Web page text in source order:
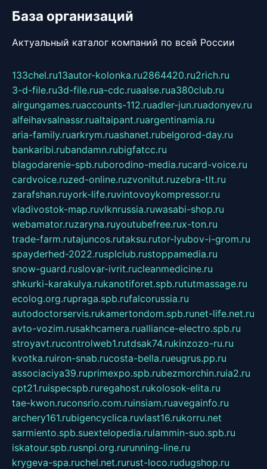
База организаций
Актуальный каталог компаний по всей России
133chel.ru13autor-kolonka.ru2864420.ru2rich.ru
3-d-file.ru3d-file.rua-cdc.ruaalse.rua380club.ru
airgungames.ruaccounts-112.ruadler-jun.ruadonyev.ru
alfeihavsalnassr.rualtaipant.ruargentinamia.ru
aria-family.ruarkrym.ruashanet.rubelgorod-day.ru
bankaribi.rubandamn.rubigfatcc.ru
blagodarenie-spb.ruborodino-media.rucard-voice.ru
cardvoice.ruzed-online.ruzvonitut.ruzebra-tlt.ru
zarafshan.ruyork-life.ruvintovoykompressor.ru
vladivostok-map.ruvlknrussia.ruwasabi-shop.ru
webamator.ruzaryna.ruyoutubefree.rux-ton.ru
trade-farm.rutajuncos.rutaksu.rutor-lyubov-i-grom.ru
spayderhed-2022.rusplclub.rustoppamedia.ru
snow-guard.ruslovar-ivrit.rucleanmedicine.ru
shkurki-karakulya.rukanotiforet.spb.rututmassage.ru
ecolog.org.rupraga.spb.rufalcorussia.ru
autodoctorservis.rukamertondom.spb.runet-life.net.ru
avto-vozim.rusakhcamera.rualliance-electro.spb.ru
stroyavt.rucontrolweb1.rutdsak74.rukinzozo-ru.ru
kvotka.ruiron-snab.rucosta-bella.rueugrus.pp.ru
associaciya39.ruprimexpo.spb.rubezmorchin.ruia2.ru
cpt21.ruispecspb.ruregahost.rukolosok-elita.ru
tae-kwon.ruconsrio.com.ruinsiam.ruavegainfo.ru
archery161.rubigencyclica.ruvlast16.rukorru.net
sarmiento.spb.suextelopedia.rulammin-suo.spb.ru
iskatour.spb.rusnpi.org.rurunning-line.ru
krygeva-spa.ruchel.net.rurust-loco.rudugshop.ru